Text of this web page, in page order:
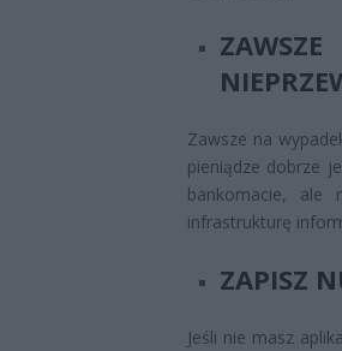
Zawsze na
pieniądze dobrze
bankomacie, ale
infrastrukturę
ZAPISZ
Jeśli nie masz